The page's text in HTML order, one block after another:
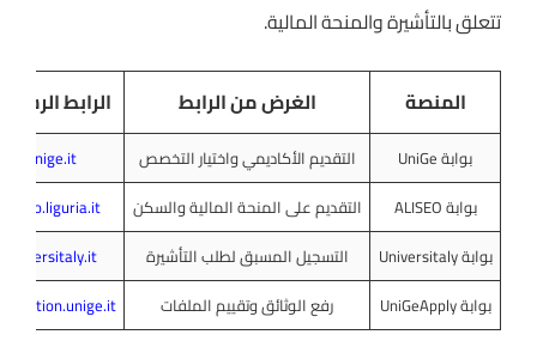
تتعلق بالتأشيرة والمنحة المالية.
المنصة الغرض من الرابط الرابط
بوابة UniGe التقديم الأكاديمي واختيار التخصص
unige.it
بوابة ALISEO
التقديم على المنحة المالية والسكن
aliseo.liguria.it
بوابة Universitaly
التسجيل المسبق لطلب التأشيرة
universitaly.it
بوابة UniGeApply
رفع الوثائق وتقييم الملفات